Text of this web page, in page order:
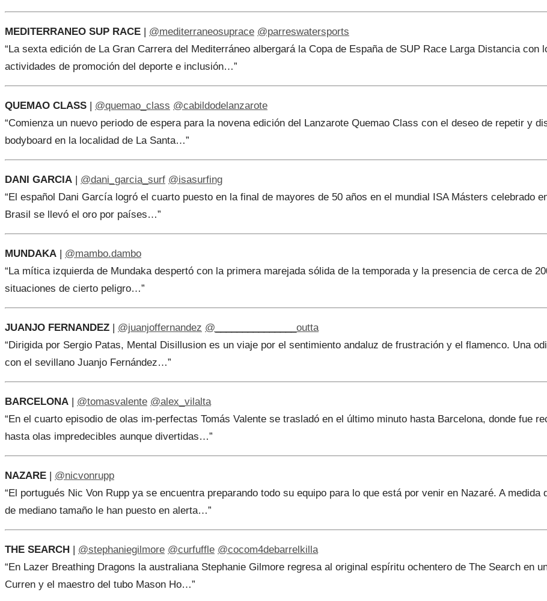
MEDITERRANEO SUP RACE | @mediterraneosuprace @parreswatersports
“La sexta edición de La Gran Carrera del Mediterráneo albergará la Copa de España de SUP Race Larga Distancia
actividades de promoción del deporte e inclusión…”
QUEMAO CLASS | @quemao_class @cabildodelanzarote
“Comienza un nuevo periodo de espera para la novena edición del Lanzarote Quemao Class con el deseo de repetir y
bodyboard en la localidad de La Santa…”
DANI GARCIA | @dani_garcia_surf @isasurfing
“El español Dani García logró el cuarto puesto en la final de mayores de 50 años en el mundial ISA Másters celebrado
Brasil se llevó el oro por países…”
MUNDAKA | @mambo.dambo
“La mítica izquierda de Mundaka despertó con la primera marejada sólida de la temporada y la presencia de cerca de
situaciones de cierto peligro…”
JUANJO FERNANDEZ | @juanjoffernandez @_______________outta
“Dirigida por Sergio Patas, Mental Disillusion es un viaje por el sentimiento andaluz de frustración y el flamenco. Una
con el sevillano Juanjo Fernández…”
BARCELONA | @tomasvalente @alex_vilalta
“En el cuarto episodio de olas im-perfectas Tomás Valente se trasladó en el último minuto hasta Barcelona, donde fue
hasta olas impredecibles aunque divertidas…”
NAZARE | @nicvonrupp
“El portugués Nic Von Rupp ya se encuentra preparando todo su equipo para lo que está por venir en Nazaré. A
de mediano tamaño le han puesto en alerta…”
THE SEARCH | @stephaniegilmore @curfuffle @cocom4debarrelkilla
“En Lazer Breathing Dragons la australiana Stephanie Gilmore regresa al original espíritu ochentero de The Search en
Curren y el maestro del tubo Mason Ho…”